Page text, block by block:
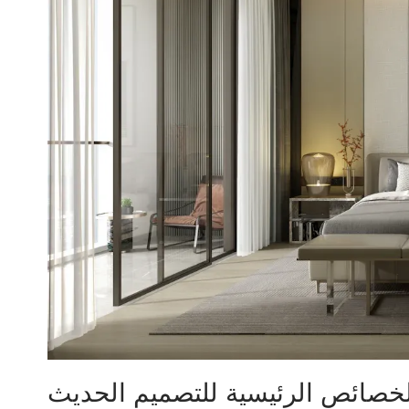
الرئيسية للتصميم الحديث